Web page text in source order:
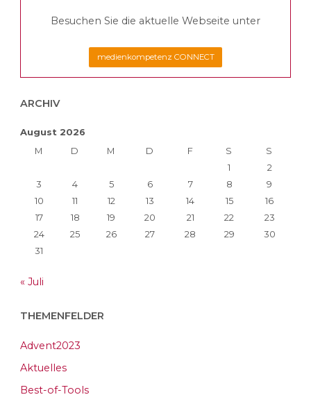
Besuchen Sie die aktuelle Webseite unter
medienkompetenz CONNECT
ARCHIV
August 2026
M
D M D F S
S
1
2
3
4 5 6 7 8
9
10
11 12 13 14 15
16
17
18 19 20 21 22
23
24
25 26 27 28 29
30
31
« Juli
THEMENFELDER
Advent2023
Aktuelles
Best-of-Tools